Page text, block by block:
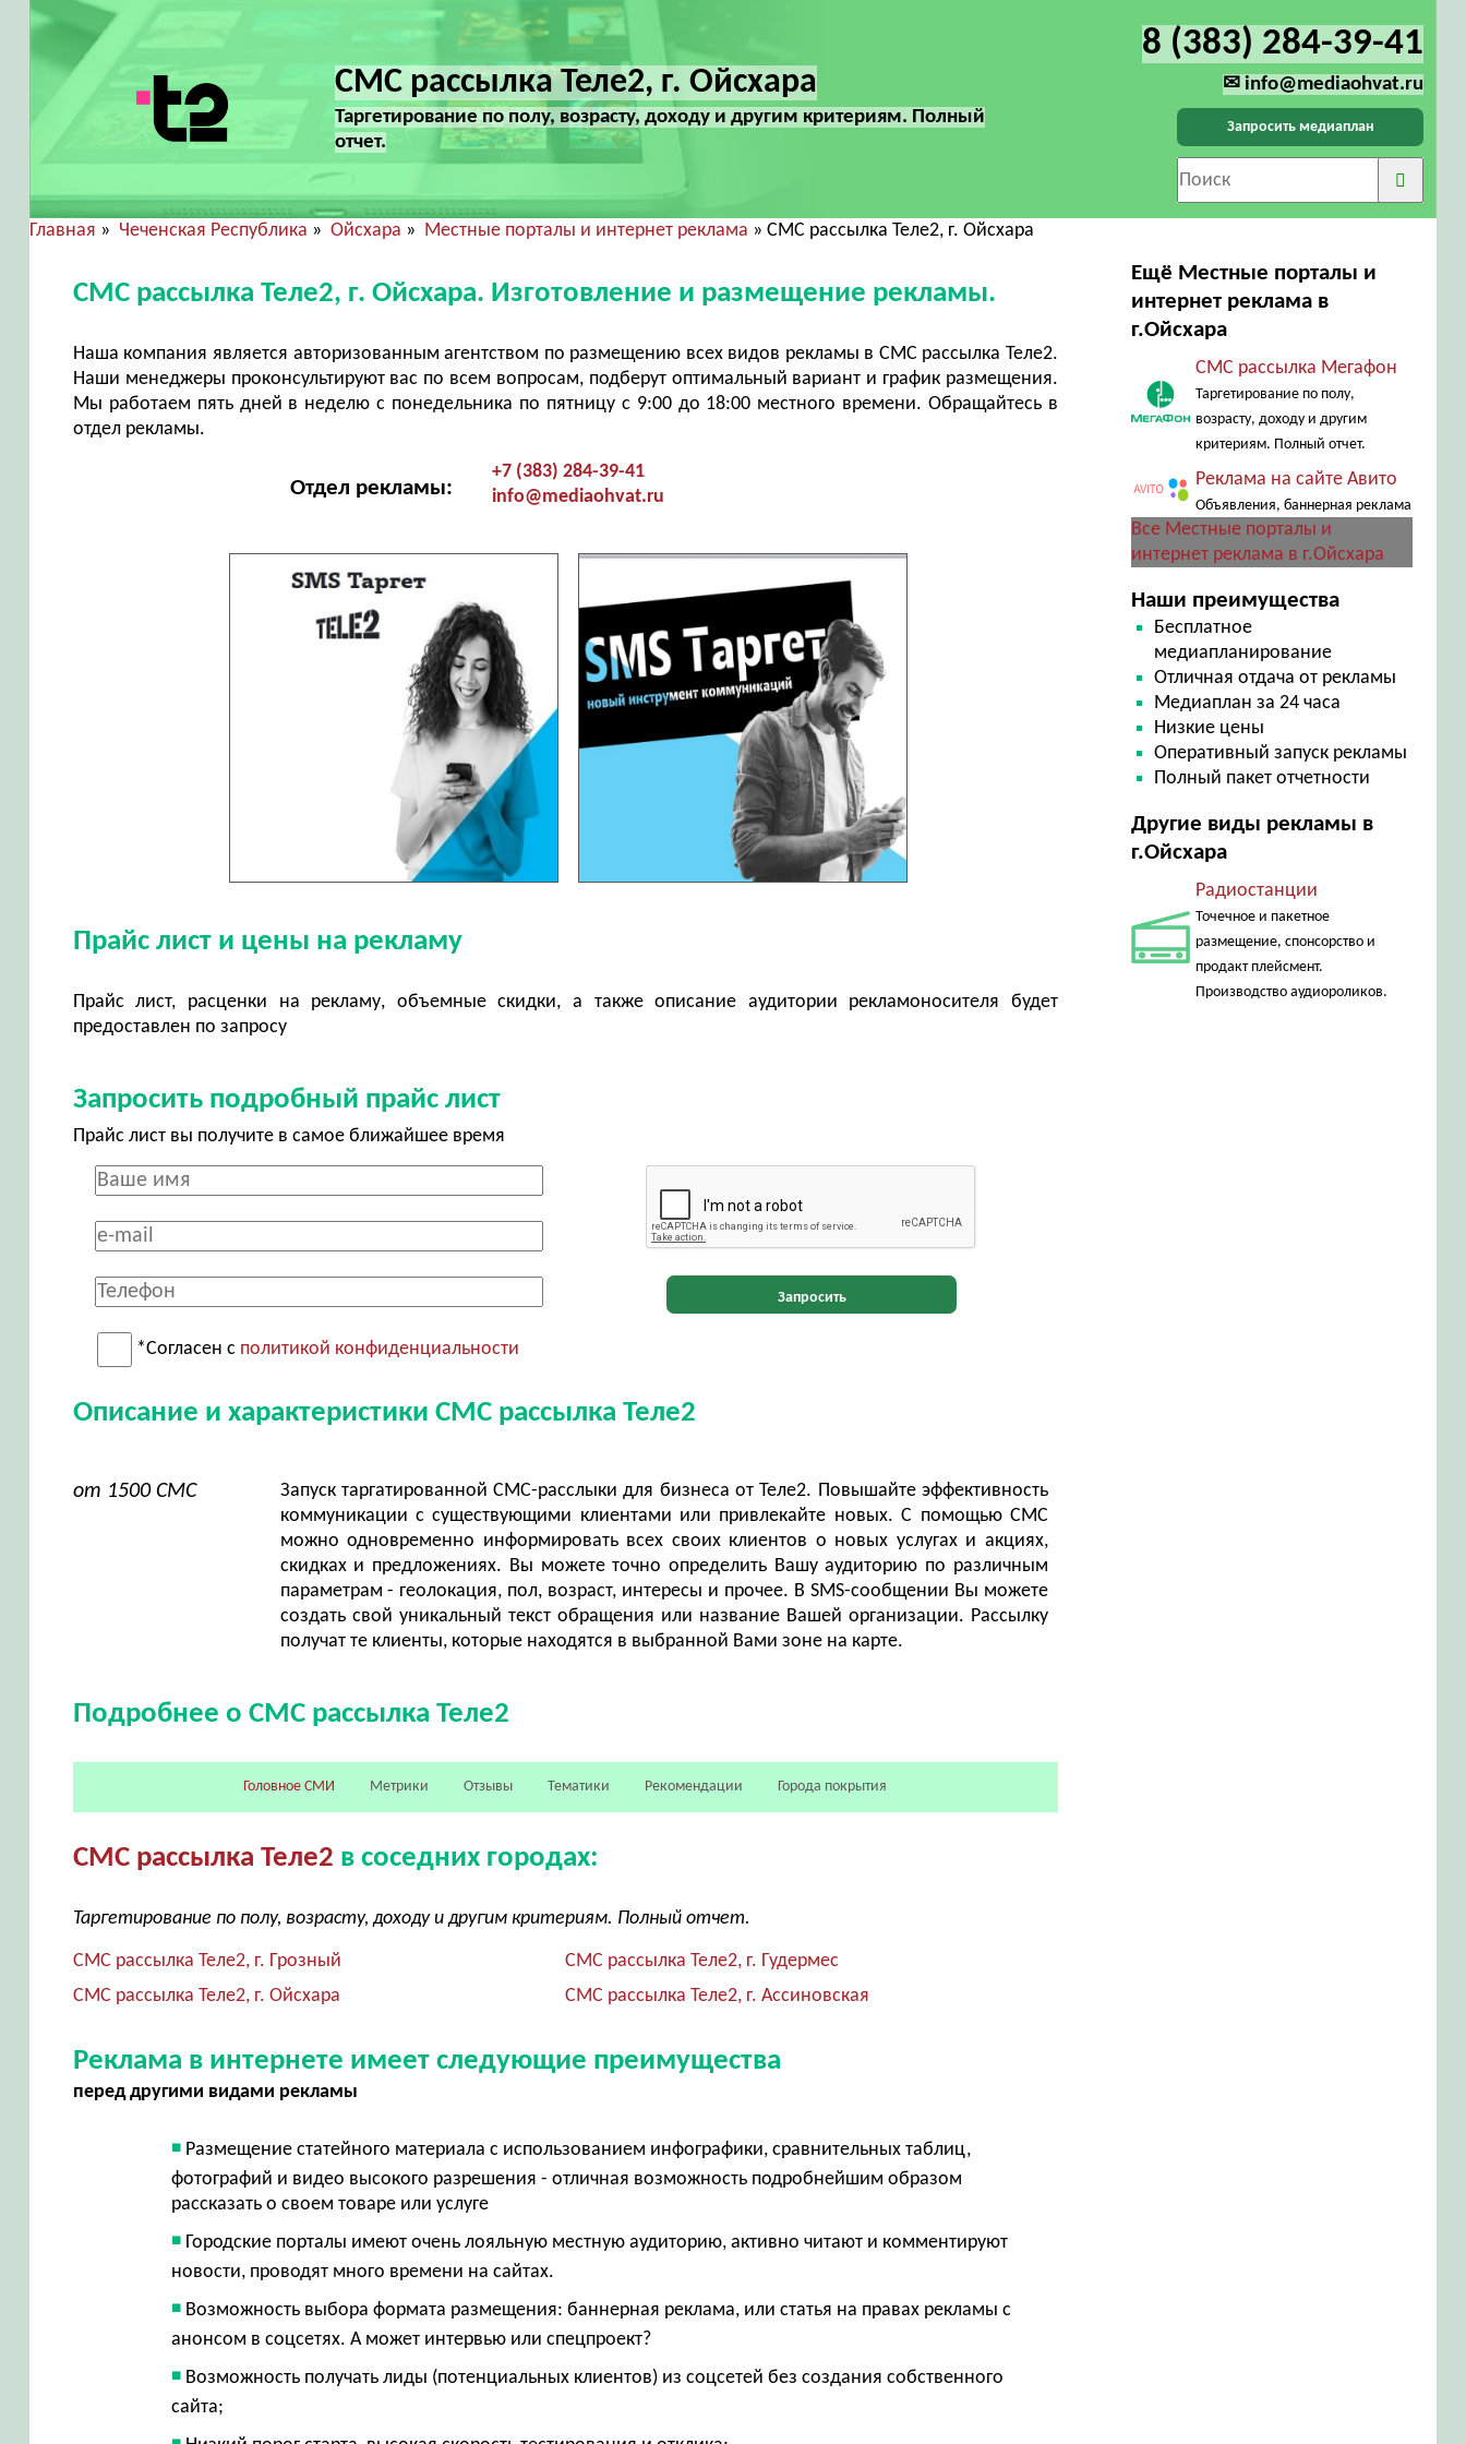
СМС рассылка Теле2, г. Ойсхара
Таргетирование по полу, возрасту, доходу и другим критериям. Полный
отчет.
8 (383) 284-39-41
✉ info@mediaohvat.ru
Запросить медиаплан
Главная » Чеченская Республика » Ойсхара » Местные порталы и интернет реклама » СМС рассылка Теле2, г. Ойсхара
СМС рассылка Теле2, г. Ойсхара. Изготовление и размещение рекламы.
Наша компания является авторизованным агентством по размещению всех видов рекламы в СМС рассылка Теле2.
Наши менеджеры проконсультируют вас по всем вопросам, подберут оптимальный вариант и график размещения.
Мы работаем пять дней в неделю с понедельника по пятницу с 9:00 до 18:00 местного времени. Обращайтесь в
отдел рекламы.
Отдел рекламы:
+7 (383) 284-39-41
info@mediaohvat.ru
Прайс лист и цены на рекламу
Прайс лист, расценки на рекламу, объемные скидки, а также описание аудитории рекламоносителя будет
предоставлен по запросу
Запросить подробный прайс лист
Прайс лист вы получите в самое ближайшее время
*Согласен с политикой конфиденциальности
Запросить
Описание и характеристики СМС рассылка Теле2
от 1500 СМС
Запуск таргатированной СМС-расслыки для бизнеса от Теле2. Повышайте эффективность
коммуникации с существующими клиентами или привлекайте новых. С помощью СМС
можно одновременно информировать всех своих клиентов о новых услугах и акциях,
скидках и предложениях. Вы можете точно определить Вашу аудиторию по различным
параметрам - геолокация, пол, возраст, интересы и прочее. В SMS-сообщении Вы можете
создать свой уникальный текст обращения или название Вашей организации. Рассылку
получат те клиенты, которые находятся в выбранной Вами зоне на карте.
Подробнее о СМС рассылка Теле2
Головное СМИ Метрики Отзывы Тематики Рекомендации Города покрытия
СМС рассылка Теле2 в соседних городах:
Таргетирование по полу, возрасту, доходу и другим критериям. Полный отчет.
СМС рассылка Теле2, г. Грозный
СМС рассылка Теле2, г. Гудермес
СМС рассылка Теле2, г. Ойсхара
СМС рассылка Теле2, г. Ассиновская
Реклама в интернете имеет следующие преимущества
перед другими видами рекламы
Размещение статейного материала с использованием инфографики, сравнительных таблиц,
фотографий и видео высокого разрешения - отличная возможность подробнейшим образом
рассказать о своем товаре или услуге
Городские порталы имеют очень лояльную местную аудиторию, активно читают и комментируют
новости, проводят много времени на сайтах.
Возможность выбора формата размещения: баннерная реклама, или статья на правах рекламы с
анонсом в соцсетях. А может интервью или спецпроект?
Возможность получать лиды (потенциальных клиентов) из соцсетей без создания собственного
сайта;
Ещё Местные порталы и
интернет реклама в
г.Ойсхара
СМС рассылка Мегафон
Таргетирование по полу,
возрасту, доходу и другим
критериям. Полный отчет.
Реклама на сайте Авито
Объявления, баннерная реклама
Все Местные порталы и
интернет реклама в г.Ойсхара
Наши преимущества
Бесплатное
медиапланирование
Отличная отдача от рекламы
Медиаплан за 24 часа
Низкие цены
Оперативный запуск рекламы
Полный пакет отчетности
Другие виды рекламы в
г.Ойсхара
Радиостанции
Точечное и пакетное
размещение, спонсорство и
продакт плейсмент.
Производство аудиороликов.